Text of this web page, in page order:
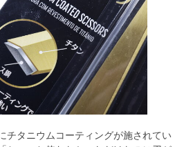
チタニウムコーティングが施されてい